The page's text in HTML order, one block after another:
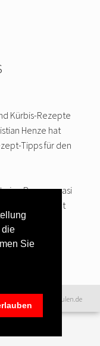
die
Sie
Kürbis-Rezepte
Henze hat
Tipps für den
eine Beere, quasi
erkennt
Fruchtfleisch
kochschulen.de